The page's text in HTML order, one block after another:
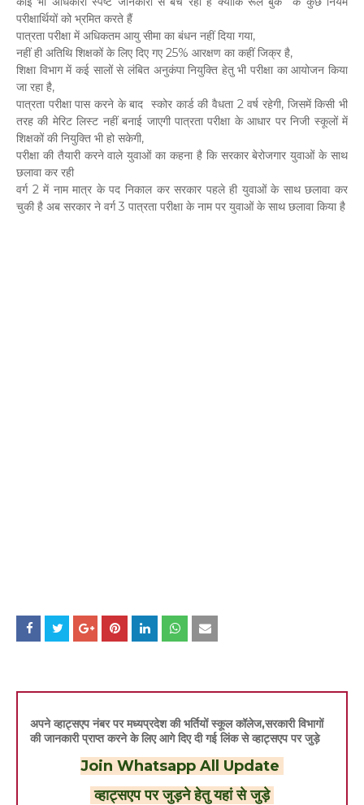
परीक्षार्थियों को भ्रमित करते हैं
पात्रता परीक्षा में अधिकतम आयु सीमा का बंधन नहीं दिया गया,
नहीं ही अतिथि शिक्षकों के लिए दिए गए 25% आरक्षण का कहीं जिक्र है,
शिक्षा विभाग में कई सालों से लंबित अनुकंपा नियुक्ति हेतु भी परीक्षा का आयोजन किया
जा रहा है,
पात्रता परीक्षा पास करने के बाद स्कोर कार्ड की वैधता 2 वर्ष रहेगी, जिसमें किसी भी
तरह की मेरिट लिस्ट नहीं बनाई जाएगी पात्रता परीक्षा के आधार पर निजी स्कूलों में
शिक्षकों की नियुक्ति भी हो सकेगी,
परीक्षा की तैयारी करने वाले युवाओं का कहना है कि सरकार बेरोजगार युवाओं के साथ
छलावा कर रही
वर्ग 2 में नाम मात्र के पद निकाल कर सरकार पहले ही युवाओं के साथ छलावा कर
चुकी है अब सरकार ने वर्ग 3 पात्रता परीक्षा के नाम पर युवाओं के साथ छलावा किया है
अपने व्हाट्सएप नंबर पर मध्यप्रदेश की भर्तियों स्कूल कॉलेज,सरकारी विभागों
की जानकारी प्राप्त करने के लिए आगे दिए दी गई लिंक से व्हाट्सएप पर जुड़े
Join Whatsapp All Update
व्हाट्सएप पर जुड़ने हेतु यहां से जुड़े